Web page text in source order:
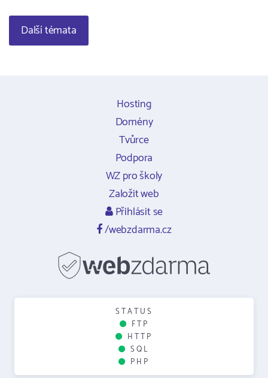
Další témata
Hosting
Domény
Tvůrce
Podpora
WZ pro školy
Založit web
Přihlásit se
/webzdarma.cz
STATUS
FTP
HTTP
SQL
PHP